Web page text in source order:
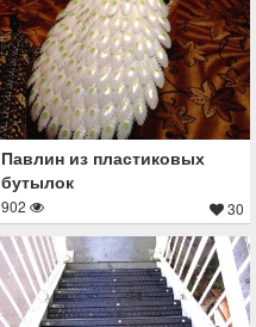
Павлин из пластиковых
бутылок
902 30